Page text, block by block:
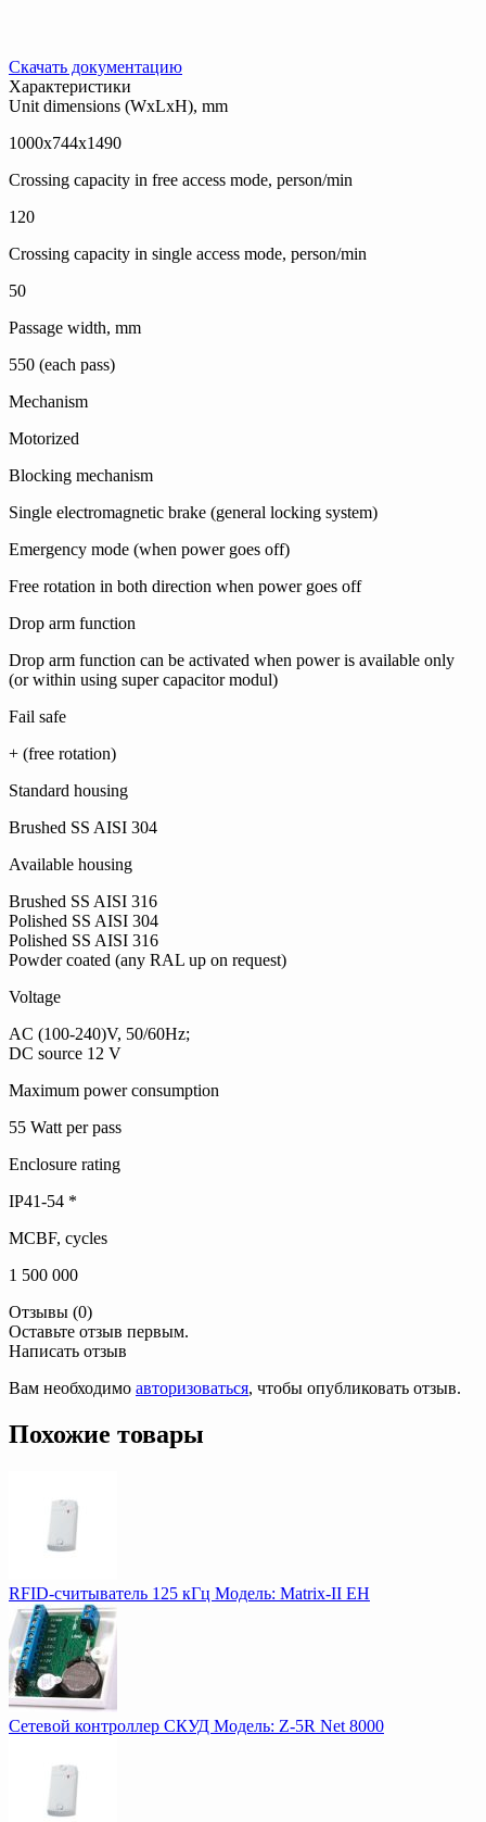
Скачать документацию
Характеристики
Unit dimensions (WxLxH), mm
1000x744x1490
Crossing capacity in free access mode, person/min
120
Crossing capacity in single access mode, person/min
50
Passage width, mm
550 (each pass)
Mechanism
Motorized
Blocking mechanism
Single electromagnetic brake (general locking system)
Emergency mode (when power goes off)
Free rotation in both direction when power goes off
Drop arm function
Drop arm function can be activated when power is available only
(or within using super capacitor modul)
Fail safe
+ (free rotation)
Standard housing
Brushed SS AISI 304
Available housing
Brushed SS AISI 316
Polished SS AISI 304
Polished SS AISI 316
Powder coated (any RAL up on request)
Voltage
AC (100-240)V, 50/60Hz;
DC source 12 V
Maximum power consumption
55 Watt per pass
Enclosure rating
IP41-54 *
MCBF, cycles
1 500 000
Отзывы (0)
Оставьте отзыв первым.
Написать отзыв
Вам необходимо авторизоваться, чтобы опубликовать отзыв.
Похожие товары
RFID-считыватель 125 кГц Модель: Matrix-II EH
Сетевой контроллер СКУД Модель: Z-5R Net 8000